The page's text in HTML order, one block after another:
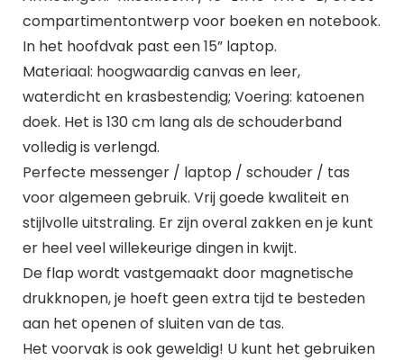
compartimentontwerp voor boeken en notebook.
In het hoofdvak past een 15” laptop.
Materiaal: hoogwaardig canvas en leer,
waterdicht en krasbestendig; Voering: katoenen
doek. Het is 130 cm lang als de schouderband
volledig is verlengd.
Perfecte messenger / laptop / schouder / tas
voor algemeen gebruik. Vrij goede kwaliteit en
stijlvolle uitstraling. Er zijn overal zakken en je kunt
er heel veel willekeurige dingen in kwijt.
De flap wordt vastgemaakt door magnetische
drukknopen, je hoeft geen extra tijd te besteden
aan het openen of sluiten van de tas.
Het voorvak is ook geweldig! U kunt het gebruiken